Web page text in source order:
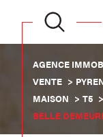
AGENCE
VENTE
MAISON
T5
BELLE